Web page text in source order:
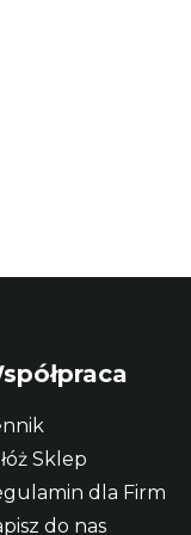
Sklep
dla Firm
do nas